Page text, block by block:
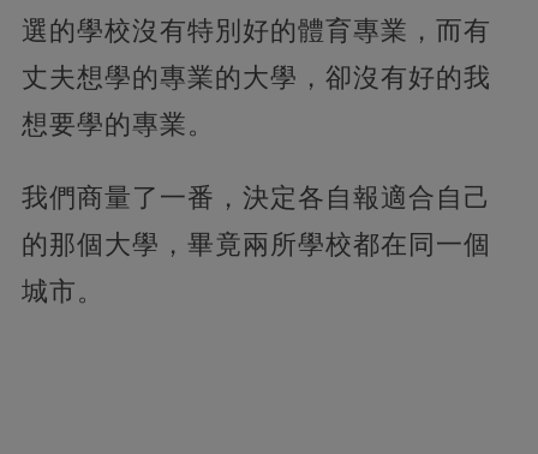
選的學校沒有特別好的體育專業，而有
丈夫想學的專業的大學，卻沒有好的我
想要學的專業。
我們商量了一番，決定各自報適合自己
的那個大學，畢竟兩所學校都在同一個
城市。